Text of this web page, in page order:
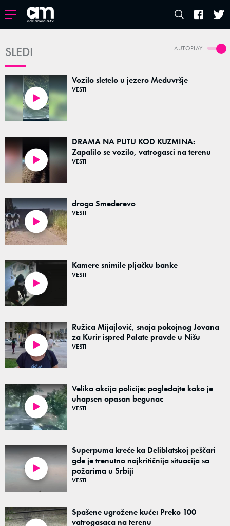
AUTOPLAY
SLEDI
Vozilo sletelo u jezero Međuvršje
VESTI
DRAMA NA PUTU KOD KUZMINA:
Zapalilo se vozilo, vatrogasci na terenu
VESTI
droga Smederevo
VESTI
Kamere snimile pljačku banke
VESTI
Ružica Mijajlović, snaja pokojnog Jovana
za Kurir ispred Palate pravde u Nišu
VESTI
Velika akcija policije: pogledajte kako je
uhapsen opasan begunac
VESTI
Superpuma kreće ka Deliblatskoj peščari
gde je trenutno najkritičnija situacija sa
požarima u Srbiji
VESTI
Spašene ugrožene kuće: Preko 100
vatrogasaca na terenu